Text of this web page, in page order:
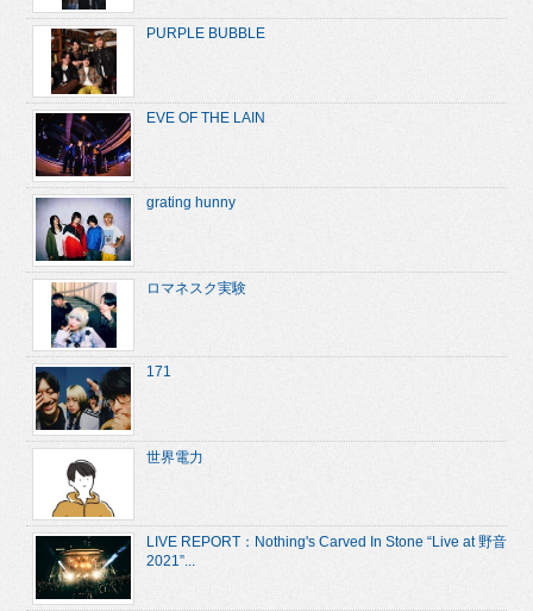
PURPLE BUBBLE
EVE OF THE LAIN
grating hunny
ロマネスク実験
171
世界電力
LIVE REPORT：Nothing's Carved In Stone “Live at 野音
2021”...